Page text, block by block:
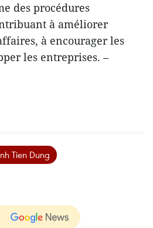
des procédures
à améliorer
à encourager les
les entreprises. –
Tien Dung